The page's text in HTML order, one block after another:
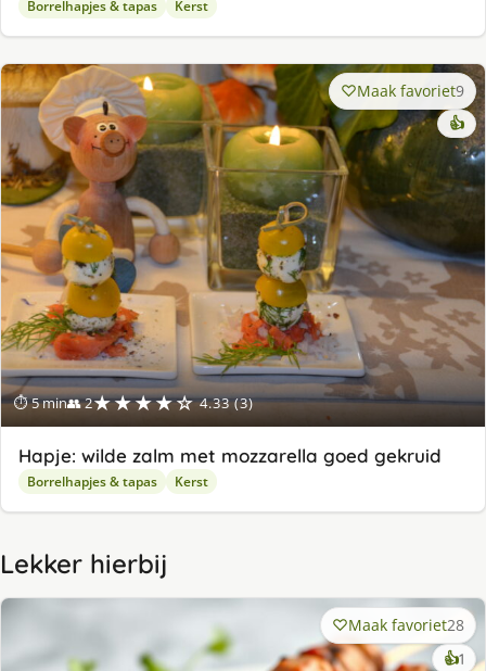
Borrelhapjes & tapas Kerst
⏱ 5 min👥 2★★★★☆ 4.33 (3)
Maak favoriet9
👍
Hapje: wilde zalm met mozzarella goed gekruid
Borrelhapjes & tapas Kerst
Lekker hierbij
Maak favoriet28
👍1